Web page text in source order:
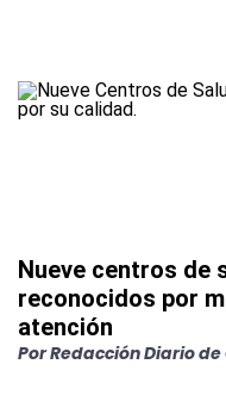
Nueve centros de
reconocidos por
atención
PorRedacción Diario de